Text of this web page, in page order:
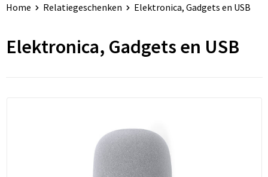
Home Relatiegeschenken Elektronica, Gadgets en USB
Elektronica, Gadgets en USB